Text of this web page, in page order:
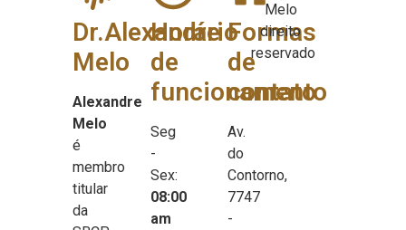
Dr.Alexandre
Melo
Alexandre
Melo
é
membro
titular
da
Horário
de
funcionamento
Seg
-
Sex:
08:00
am
Formas
de
contato
Av.
do
Contorno,
7747
-
Melo
direito
reservado